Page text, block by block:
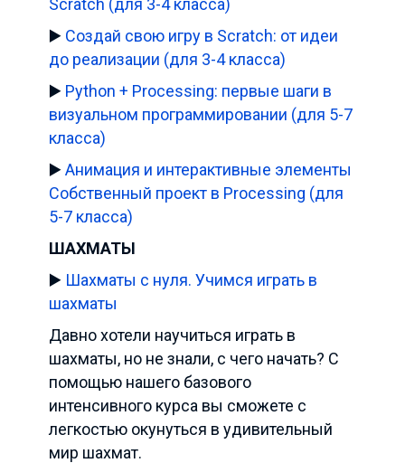
Scratch (для 3-4 класса)
▶️ Создай свою игру в Scratch: от идеи
до реализации (для 3-4 класса)
▶️ Python + Processing: первые шаги в
визуальном программировании (для 5-7
класса)
▶️Анимация и интерактивные элементы
Собственный проект в Processing (для
5-7 класса)
ШАХМАТЫ
▶️ Шахматы с нуля. Учимся играть в
шахматы
Давно хотели научиться играть в
шахматы, но не знали, с чего начать? С
помощью нашего базового
интенсивного курса вы сможете с
легкостью окунуться в удивительный
мир шахмат.